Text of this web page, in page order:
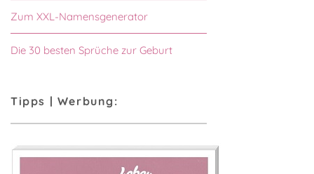
Zum XXL-Namensgenerator
Die 30 besten Sprüche zur Geburt
Tipps | Werbung: